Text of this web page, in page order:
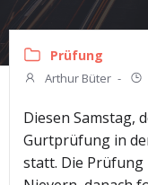
Prüfung
Arthur Büter -
Diesen Samstag,
Gurtprüfung in
statt. Die